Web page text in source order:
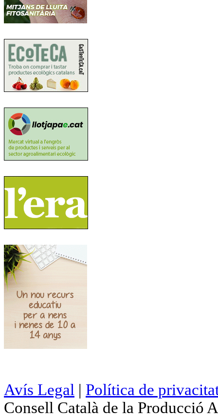
Avís Legal | Política de
Consell Català de la Producció